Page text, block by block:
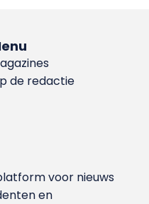
de redactie
voor nieuws
en